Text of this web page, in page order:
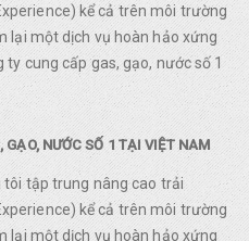
kể cả trên môi trường
lại một dịch vụ hoàn hảo xứng
cung cấp gas, gạo, nước số 1
GẠO, NƯỚC SỐ 1 TẠI VIỆT NAM
tập trung nâng cao trải
kể cả trên môi trường
lại một dịch vụ hoàn hảo xứng